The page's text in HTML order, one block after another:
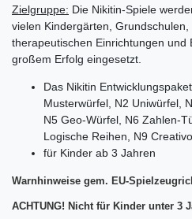
Zielgruppe: Die Nikitin-Spiele
vielen Kindergärten, Grundschulen,
therapeutischen Einrichtungen und
großem Erfolg eingesetzt.
Das Nikitin
Musterwürfel, N2 Uniwürfel,
N5 Geo-Würfel, N6 Zahlen-
Logische Reihen, N9
für Kinder ab 3 Jahren
Warnhinweise gem. EU-
ACHTUNG! Nicht für Kinder unter 3